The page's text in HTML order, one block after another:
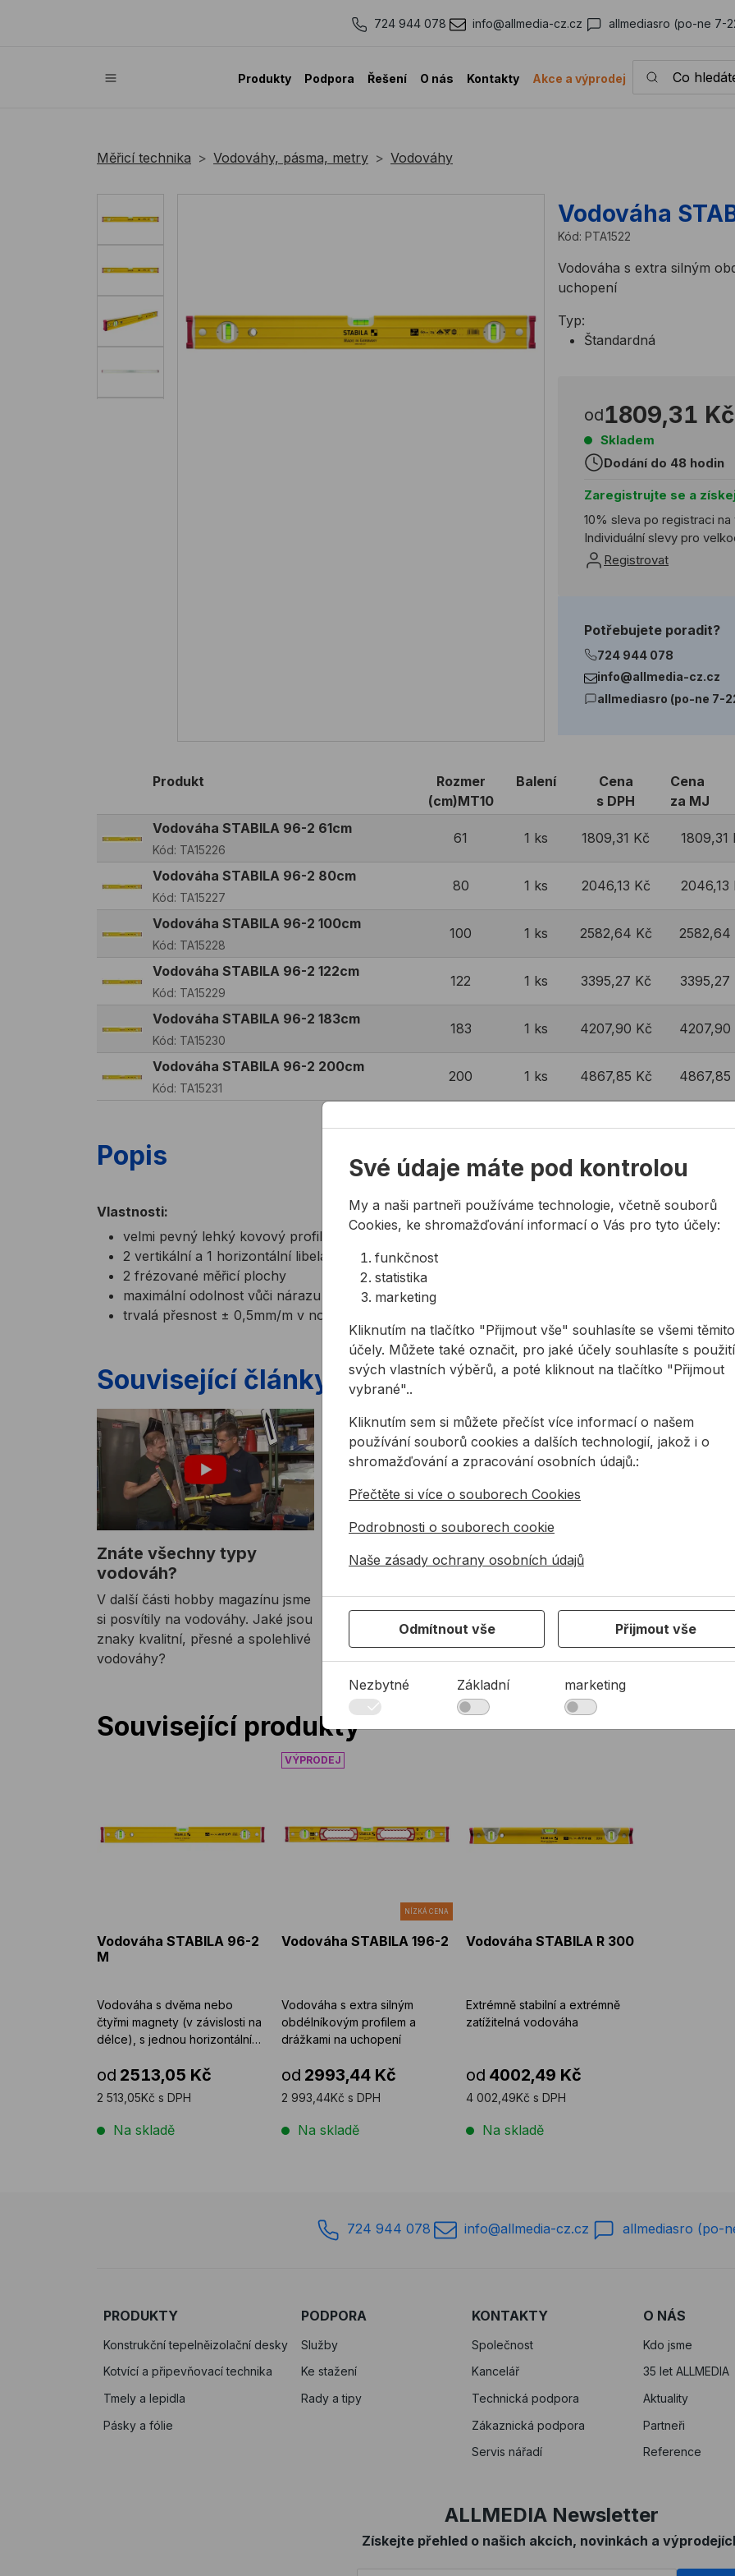
724 944 078 info@allmedia-cz.cz allmediasro (po-ne 7-
Produkty Podpora Řešení O nás Kontakty Akce a výprodej
Co hledáte?
Měřicí technika Vodováhy, pásma, metry Vodováhy
Vodováha
Kód: PTA1522
Vodováha s extra silným
uchopení
Typ:
Štandardná
od1809,31 Kč
Skladem
Dodání do 48 hodin
Zaregistrujte se a
10% sleva po registraci
Individuální slevy pro
Registrovat
Potřebujete poradit?
724 944 078
info@allmedia-cz.cz
allmediasro (po-ne 7-
Produkt
Rozmer
(cm)MT10
Balení
Cena
s DPH
Cena
za MJ
Vodováha STABILA 96-2 61cm
Kód: TA15226
61 1 ks 1809,31 Kč 1809,31
Vodováha STABILA 96-2 80cm
Kód: TA15227
80 1 ks 2046,13 Kč 2046,13
Vodováha STABILA 96-2 100cm
Kód: TA15228
100 1 ks 2582,64 Kč 2582,64
Vodováha STABILA 96-2 122cm
Kód: TA15229
122 1 ks 3395,27 Kč 3395,27
Vodováha STABILA 96-2 183cm
Kód: TA15230
183 1 ks 4207,90 Kč 4207,90
Vodováha STABILA 96-2 200cm
Kód: TA15231
200 1 ks 4867,85 Kč 4867,85
Popis
Vlastnosti:
velmi pevný lehký kovový profil s plastovými koncovkami
2 vertikální a 1 horizontální libela z akrylátového skla
2 frézované měřicí plochy
maximální odolnost vůči nárazu a vytečení
trvalá přesnost ± 0,5mm/m v normální a ± 0,75mm/m v opačné poloze
Související články
Znáte všechny typy
vodováh?
V další části hobby magazínu jsme
si posvítily na vodováhy. Jaké jsou
znaky kvalitní, přesné a spolehlivé
vodováhy?
Související produkty
Vodováha STABILA 96-2
M
Vodováha s dvěma nebo
čtyřmi magnety (v závislosti na
délce), s jednou horizontální
od 2513,05 Kč
2 513,05Kč s DPH
Na skladě
Vodováha STABILA 196-2
NÍZKÁ CENA
Vodováha STABILA 196-2
Vodováha s extra silným
obdélníkovým profilem a
drážkami na uchopení
od 2993,44 Kč
2 993,44Kč s DPH
Na skladě
Vodováha STABILA R 300
Extrémně stabilní a extrémně
zatížitelná vodováha
od 4002,49 Kč
4 002,49Kč s DPH
Na skladě
724 944 078 info@allmedia-cz.cz allmediasro (po-
PRODUKTY
Konstrukční tepelněizolační desky
Kotvící a připevňovací technika
Tmely a lepidla
Pásky a fólie
PODPORA
Služby
Ke stažení
Rady a tipy
KONTAKTY
Společnost
Kancelář
Technická podpora
Zákaznická podpora
Servis nářadí
O NÁS
Kdo jsme
35 let ALLMEDIA
Aktuality
Partneři
Reference
ALLMEDIA Newsletter
Získejte přehled o našich akcích, novinkách a
Své údaje máte pod kontrolou
My a naši partneři používáme technologie, včetně souborů
Cookies, ke shromažďování informací o Vás pro tyto účely:
funkčnost
statistika
marketing
Kliknutím na tlačítko "Přijmout vše" souhlasíte se všemi těmito
účely. Můžete také označit, pro jaké účely souhlasíte s
svých vlastních výběrů, a poté kliknout na tlačítko "Přijmout
vybrané"..
Kliknutím sem si můžete přečíst více informací o našem
používání souborů cookies a dalších technologií, jakož i o
shromažďování a zpracování osobních údajů.:
Přečtěte si více o souborech Cookies
Podrobnosti o souborech cookie
Naše zásady ochrany osobních údajů
Odmítnout vše Přijmout vše
Nezbytné Základní marketing